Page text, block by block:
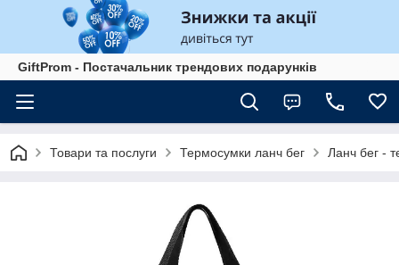
GiftProm - Постачальник трендових подарунків
Товари та послуги Термосумки ланч бег Ланч бег -